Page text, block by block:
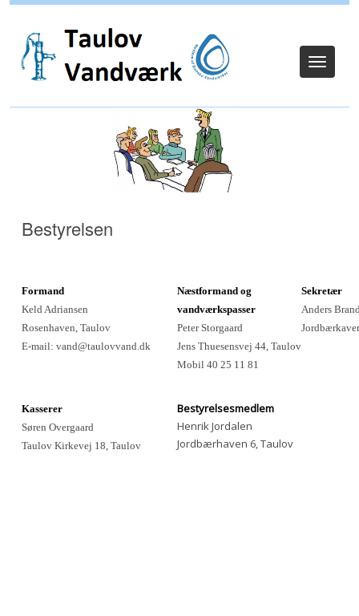
Toggle
Bestyrelsen
Formand
Keld Adriansen
Rosenhaven, Taulov
E-mail: vand@taulovvand.dk
Næstformand og
vandværkspasser
Peter Storgaard
Jens Thuesensvej 44, Taulov
Mobil 40 25 11 81
Anders
Kasserer
Søren Overgaard
Taulov Kirkevej 18, Taulov
Bestyrelsesmedlem
Henrik Jordalen
Jordbærhaven 6, Taulov